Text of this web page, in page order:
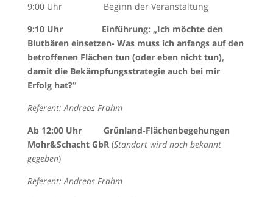
9:00 Uhr Beginn der Veranstaltung
9:10 Uhr Einführung: „Ich möchte den
Blutbären einsetzen- Was muss ich anfangs auf den
betroffenen Flächen tun (oder eben nicht tun),
damit die Bekämpfungsstrategie auch bei mir
Erfolg hat?“
Referent: Andreas Frahm
Ab 12:00 Uhr Grünland-Flächenbegehungen
Mohr&Schacht GbR (Standort wird noch bekannt
gegeben)
Referent: Andreas Frahm